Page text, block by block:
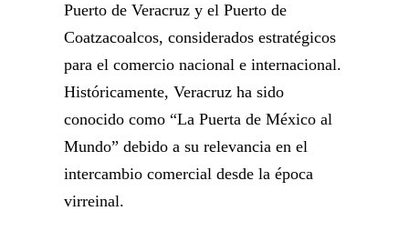
Puerto de Veracruz y el Puerto de
Coatzacoalcos, considerados estratégicos
para el comercio nacional e internacional.
Históricamente, Veracruz ha sido
conocido como “La Puerta de México al
Mundo” debido a su relevancia en el
intercambio comercial desde la época
virreinal.